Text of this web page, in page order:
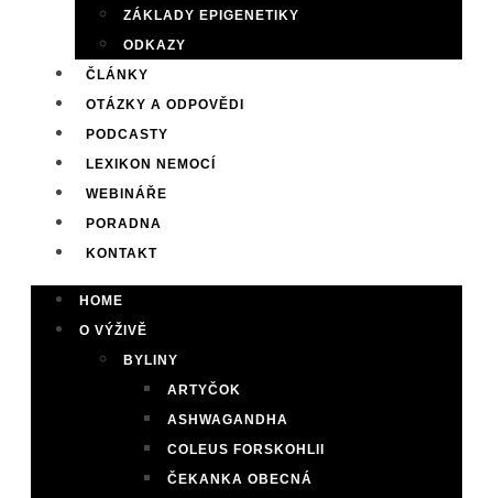
ZÁKLADY EPIGENETIKY
ODKAZY
ČLÁNKY
OTÁZKY A ODPOVĚDI
PODCASTY
LEXIKON NEMOCÍ
WEBINÁŘE
PORADNA
KONTAKT
HOME
O VÝŽIVĚ
BYLINY
ARTYČOK
ASHWAGANDHA
COLEUS FORSKOHLII
ČEKANKA OBECNÁ